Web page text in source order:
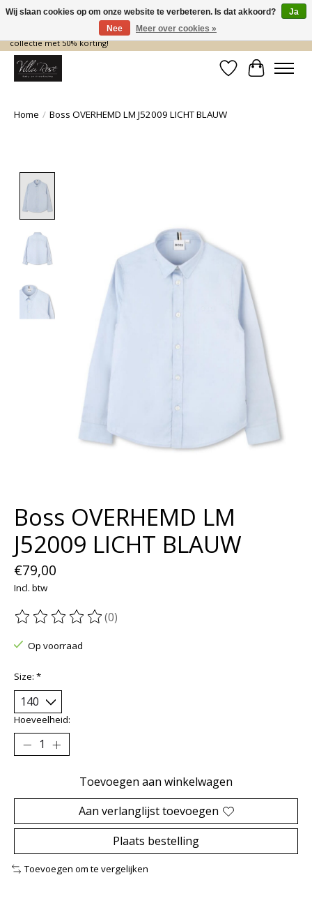
De nieuwe collectie komt eraan… en wij maken ruimte! Shop nu de zomer
collectie met 50% korting!
Verlanglijst
Home / Boss OVERHEMD LM J52009 LICHT BLAUW
Boss OVERHEMD LM
J52009 LICHT BLAUW
€79,00
Incl. btw
De beoordeling van dit product is
(0)
Op voorraad
Size: *
Hoeveelheid:
Toevoegen aan winkelwagen
Aan verlanglijst toevoegen
Plaats bestelling
Toevoegen om te vergelijken
Wij slaan cookies op om onze website te verbeteren. Is dat akkoord?
Ja
Nee
Meer over cookies »